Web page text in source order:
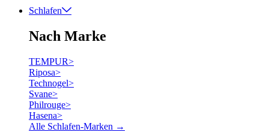
Schlafen
Nach Marke
TEMPUR>
Riposa>
Technogel>
Svane>
Philrouge>
Hasena>
Alle Schlafen-Marken →